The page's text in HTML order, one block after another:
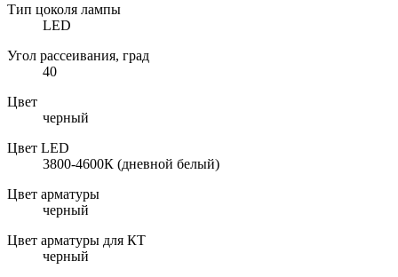
Тип цоколя лампы
LED
Угол рассеивания, град
40
Цвет
черный
Цвет LED
3800-4600К (дневной белый)
Цвет арматуры
черный
Цвет арматуры для КТ
черный